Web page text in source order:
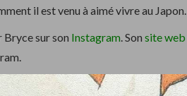
il est venu à aimé vivre au Japon.
sur son Instagram . Son site web